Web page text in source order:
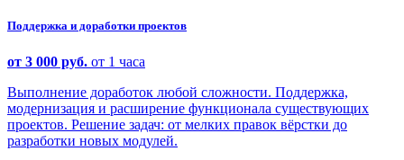
Поддержка и доработки проектов
от 3 000 руб. от 1 часа
Выполнение доработок любой сложности. Поддержка,
модернизация и расширение функционала существующих
проектов. Решение задач: от мелких правок вёрстки до
разработки новых модулей.